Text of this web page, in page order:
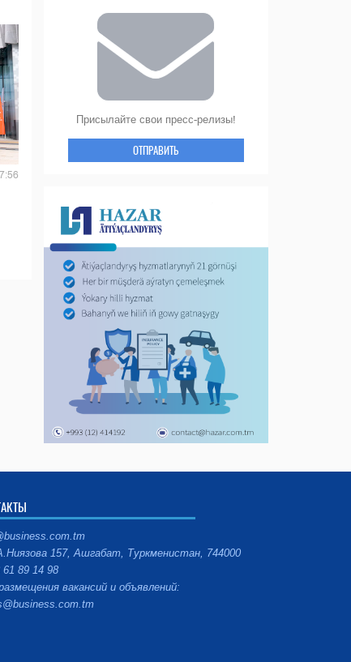
Присылайте свои пресс-релизы!
ОТПРАВИТЬ
157, Ашгабат, Туркменистан, 744000
61 89 14 98
вакансий и объявлений: